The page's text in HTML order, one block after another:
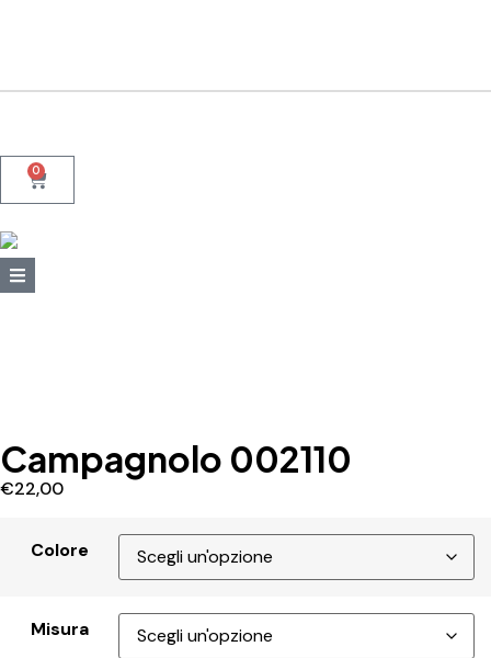
0
Campagnolo 002110
€22,00
Colore
Misura